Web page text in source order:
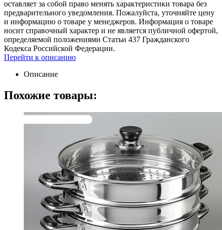
оставляет за собой право менять характеристики товара без
предварительного уведомления. Пожалуйста, уточняйте цену
и информацию о товаре у менеджеров. Информация о товаре
носит справочный характер и не является публичной офертой,
определяемой положениями Статьи 437 Гражданского
Кодекса Российской Федерации.
Перейти к описанию
Описание
Похожие товары: